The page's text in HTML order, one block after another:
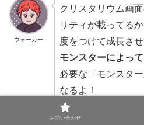
ウォーカー
クリスタリウム画
リティが載ってる
度をつけて成長さ
モンスターによっ
必要な「モンスタ
なるよ！
お問い合わせ